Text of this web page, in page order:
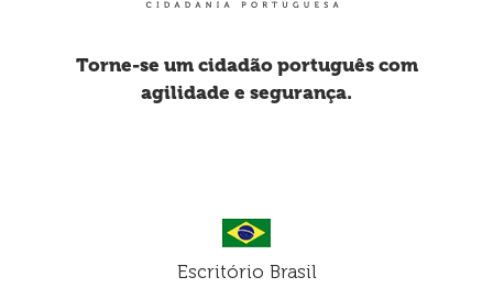
Escritório Brasil
Torne-se um cidadão português com
agilidade e segurança.